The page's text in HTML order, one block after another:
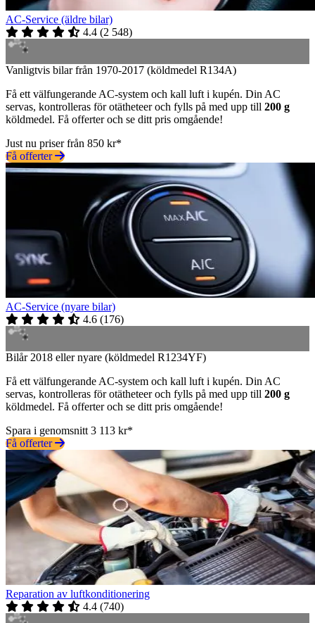
AC-Service (äldre bilar)
4.4 (2 548)
Vanligtvis bilar från 1970-2017 (köldmedel R134A)
Få ett välfungerande AC-system och kall luft i kupén. Din AC
servas, kontrolleras för otätheteer och fylls på med upp till 200 g
köldmedel. Få offerter och se ditt pris omgående!
Just nu priser från 850 kr*
Få offerter
AC-Service (nyare bilar)
4.6 (176)
Bilår 2018 eller nyare (köldmedel R1234YF)
Få ett välfungerande AC-system och kall luft i kupén. Din AC
servas, kontrolleras för otätheteer och fylls på med upp till 200 g
köldmedel. Få offerter och se ditt pris omgående!
Spara i genomsnitt 3 113 kr*
Få offerter
Reparation av luftkonditionering
4.4 (740)